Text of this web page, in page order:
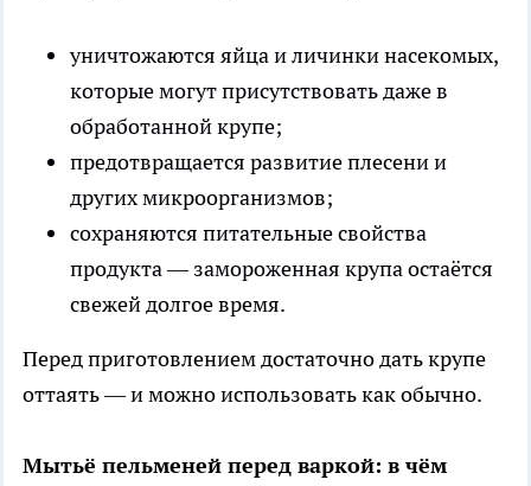
уничтожаются яйца и личинки насекомых,
которые могут присутствовать даже в
обработанной крупе;
предотвращается развитие плесени и
других микроорганизмов;
сохраняются питательные свойства
продукта — замороженная крупа остаётся
свежей долгое время.
Перед приготовлением достаточно дать крупе
оттаять — и можно использовать как обычно.
Мытьё пельменей перед варкой: в чём